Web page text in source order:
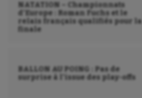
Voile
NATATION – Championnats
d’Europe : Roman Fuchs et le
relais français qualifiés pour la
finale
BALLON AU POING : Pas de
surprise à l’issue des play-offs